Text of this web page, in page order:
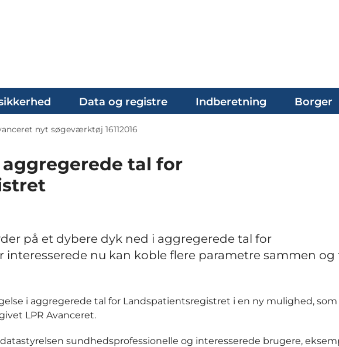
Data og registre Indberetning Borger
nyt søgeværktøj 16112016
tal for
på et dybere dyk ned i aggregerede tal for
nu kan koble flere parametre sammen og
i aggregerede tal for Landspatientsregistret i en ny mulighed, som
LPR Avanceret.
sundhedsprofessionelle og interesserede brugere,